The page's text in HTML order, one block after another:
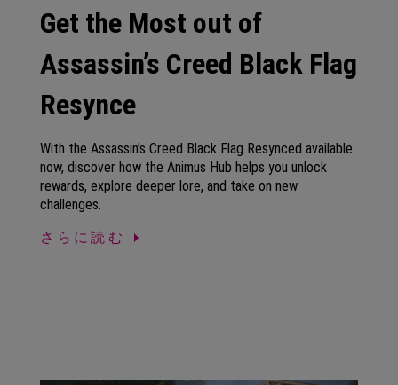
Get the Most out of
Assassin’s Creed Black Flag
Resynce
With the Assassin’s Creed Black Flag Resynced available
now, discover how the Animus Hub helps you unlock
rewards, explore deeper lore, and take on new
challenges.
さらに読む